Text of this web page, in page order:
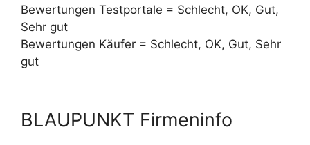
Bewertungen Testportale = Schlecht, OK, Gut,
Sehr gut
Bewertungen Käufer = Schlecht, OK, Gut, Sehr
gut
BLAUPUNKT Firmeninfo